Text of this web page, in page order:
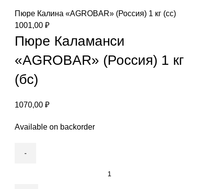
Пюре Калина «AGROBAR» (Россия) 1 кг (сс)
1001,00 ₽
Пюре Каламанси
«AGROBAR» (Россия) 1 кг
(бс)
1070,00 ₽
Available on backorder